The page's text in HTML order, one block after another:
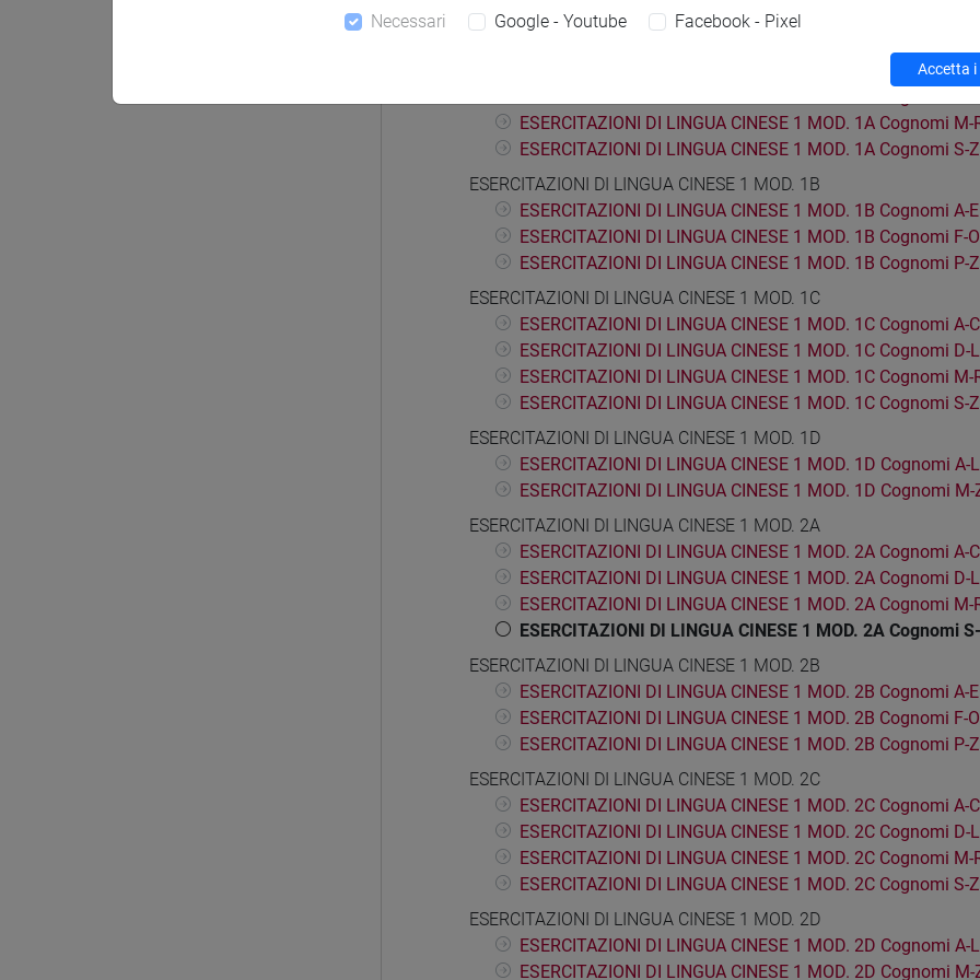
LINGUA CINESE 1
ESERCITAZIONI DI LINGUA CINESE 1 MOD. 1A Cognomi A-C
ESERCITAZIONI DI LINGUA CINESE 1 MOD. 1A Cognomi M-
ESERCITAZIONI DI LINGUA CINESE 1 MOD. 1A Cognomi S-Z
ESERCITAZIONI DI LINGUA CINESE 1 MOD. 1B
ESERCITAZIONI DI LINGUA CINESE 1 MOD. 1B Cognomi A-E
ESERCITAZIONI DI LINGUA CINESE 1 MOD. 1B Cognomi F-O
ESERCITAZIONI DI LINGUA CINESE 1 MOD. 1B Cognomi P-Z
ESERCITAZIONI DI LINGUA CINESE 1 MOD. 1C
ESERCITAZIONI DI LINGUA CINESE 1 MOD. 1C Cognomi A-C
ESERCITAZIONI DI LINGUA CINESE 1 MOD. 1C Cognomi D-L
ESERCITAZIONI DI LINGUA CINESE 1 MOD. 1C Cognomi M-
ESERCITAZIONI DI LINGUA CINESE 1 MOD. 1C Cognomi S-Z
ESERCITAZIONI DI LINGUA CINESE 1 MOD. 1D
ESERCITAZIONI DI LINGUA CINESE 1 MOD. 1D Cognomi A-L
ESERCITAZIONI DI LINGUA CINESE 1 MOD. 1D Cognomi M-
ESERCITAZIONI DI LINGUA CINESE 1 MOD. 2A
ESERCITAZIONI DI LINGUA CINESE 1 MOD. 2A Cognomi A-C
ESERCITAZIONI DI LINGUA CINESE 1 MOD. 2A Cognomi D-L
ESERCITAZIONI DI LINGUA CINESE 1 MOD. 2A Cognomi M-
ESERCITAZIONI DI LINGUA CINESE 1 MOD. 2A Cognomi
ESERCITAZIONI DI LINGUA CINESE 1 MOD. 2B
ESERCITAZIONI DI LINGUA CINESE 1 MOD. 2B Cognomi A-E
ESERCITAZIONI DI LINGUA CINESE 1 MOD. 2B Cognomi F-O
ESERCITAZIONI DI LINGUA CINESE 1 MOD. 2B Cognomi P-Z
ESERCITAZIONI DI LINGUA CINESE 1 MOD. 2C
ESERCITAZIONI DI LINGUA CINESE 1 MOD. 2C Cognomi A-C
ESERCITAZIONI DI LINGUA CINESE 1 MOD. 2C Cognomi D-L
ESERCITAZIONI DI LINGUA CINESE 1 MOD. 2C Cognomi M-
ESERCITAZIONI DI LINGUA CINESE 1 MOD. 2C Cognomi S-Z
ESERCITAZIONI DI LINGUA CINESE 1 MOD. 2D
ESERCITAZIONI DI LINGUA CINESE 1 MOD. 2D Cognomi A-L
ESERCITAZIONI DI LINGUA CINESE 1 MOD. 2D Cognomi M-
Necessari Google - Youtube Facebook - Pixel
Accetta i